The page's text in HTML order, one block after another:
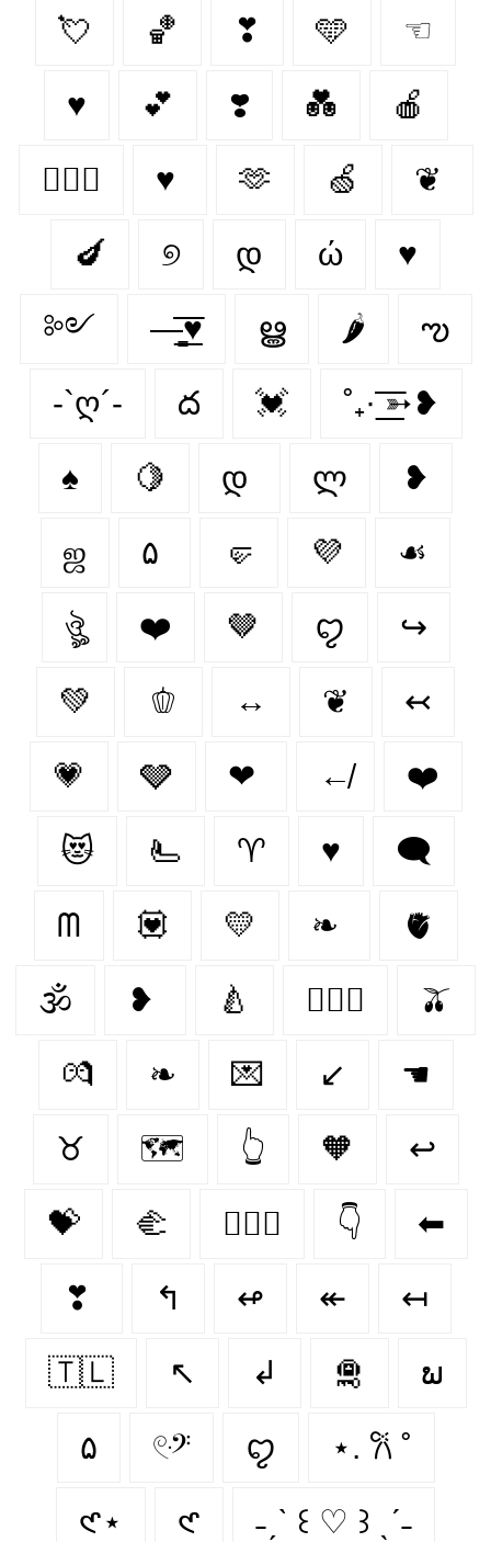
💘 🏀 ❣ 🩵 ☜
♥ 💕 ❣️ 💑 🍎
👩‍❤️‍👨 ♥ 🫶 🍏 ❦
🍆 ୭ დ ώ ♥︎
༻ —̳͟͞͞♥ ൠ 🌶 ఌ︎
-`ღ´- ద 💓 ˚₊· ͟͟͞͞➳❥
♠️ 🍋‍ დ ლ ❥
ஜ ۵ 🤛 💜 ☙
ঔৣ ❤️‍ 🤎 ꨄ ↪
💚 🫑 ↔ ❦ ↢
💗 🩶 ❤ ↚ ❤️
😻 🫷 ♈︎ ♥️ 🗨
ᗰ 💟 💛 ❧ 🫀
🕉 ❥ 🍐 👨‍❤️‍👨 🫒
💏 ❧ 💌 ↙ ☚
♉︎ 🗺️ 👆 🧡 ↩
💝 🫲 👩‍❤️‍👩 👇 ⬅
❣ ↰ ↫ ↞ ↤
🇹🇱 ↖ ↲ 🛅 ພ
۵ 𓏲ּ𝄢 ꨄ︎ ⋆. 𐙚 ˚
𑣲⋆ 𑣲 ˗ˏˋ ꒰ ♡ ꒱ ˎˊ˗